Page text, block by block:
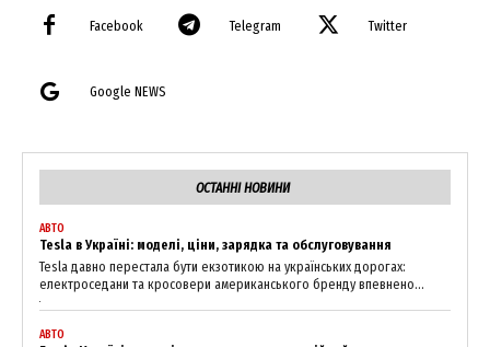
News Week
Magazine PRO
Facebook Telegram Twitter
Google NEWS
ОСТАННІ НОВИНИ
АВТО
Tesla в Україні: моделі, ціни, зарядка та обслуговування
Tesla давно перестала бути екзотикою на українських дорогах:
електроседани та кросовери американського бренду впевнено...
АВТО